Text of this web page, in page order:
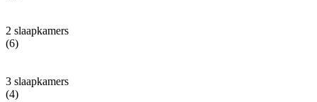
2 slaapkamers
(6)
3 slaapkamers
(4)